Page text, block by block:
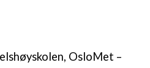
OsloMet –